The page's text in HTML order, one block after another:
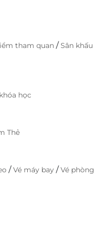
tham quan /Sân khấu
học
Thẻ
/Vé máy bay /Vé phòng